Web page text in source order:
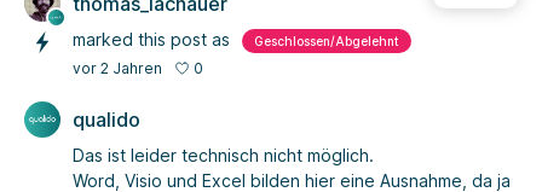
marked this post as Geschlossen/Abgelehnt
vor 2 Jahren 0
qualido
Das ist leider technisch nicht möglich.
Word, Visio und Excel bilden hier eine Ausnahme, da ja